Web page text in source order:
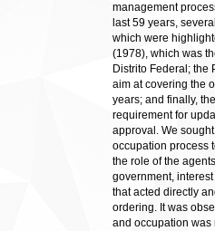
management
last 59 years,
which were
(1978), which was
Distrito Federal; the
aim at covering the
years; and finally,
requirement for
approval. We
occupation process
the role of the
government,
that acted directly
ordering. It was
and occupation was